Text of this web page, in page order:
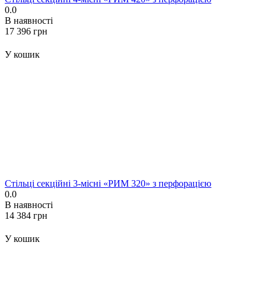
0.0
В наявності
‍17 396‍ грн
У кошик
Стільці секційні 3-місні «РИМ 320» з перфорацією
0.0
В наявності
‍14 384‍ грн
У кошик